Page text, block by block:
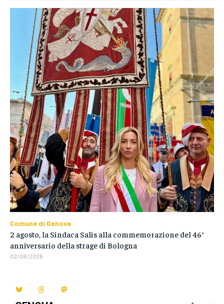
Comune di Genova
2 agosto, la Sindaca Salis alla commemorazione del 46°
anniversario della strage di Bologna
02/08/2026